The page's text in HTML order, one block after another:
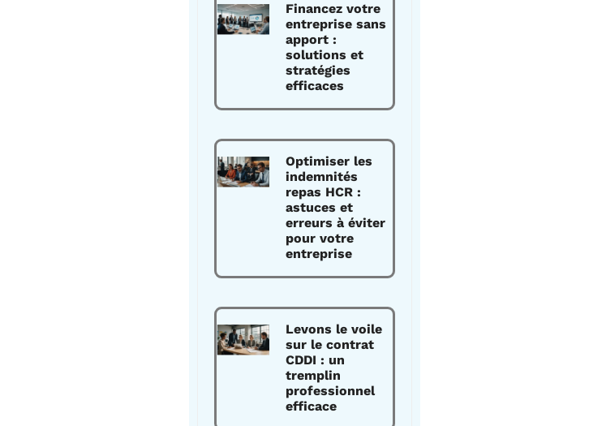
Financez votre
entreprise sans
apport :
solutions et
stratégies
efficaces
Optimiser les
indemnités
repas HCR :
astuces et
erreurs à éviter
pour votre
entreprise
Levons le voile
sur le contrat
CDDI : un
tremplin
professionnel
efficace